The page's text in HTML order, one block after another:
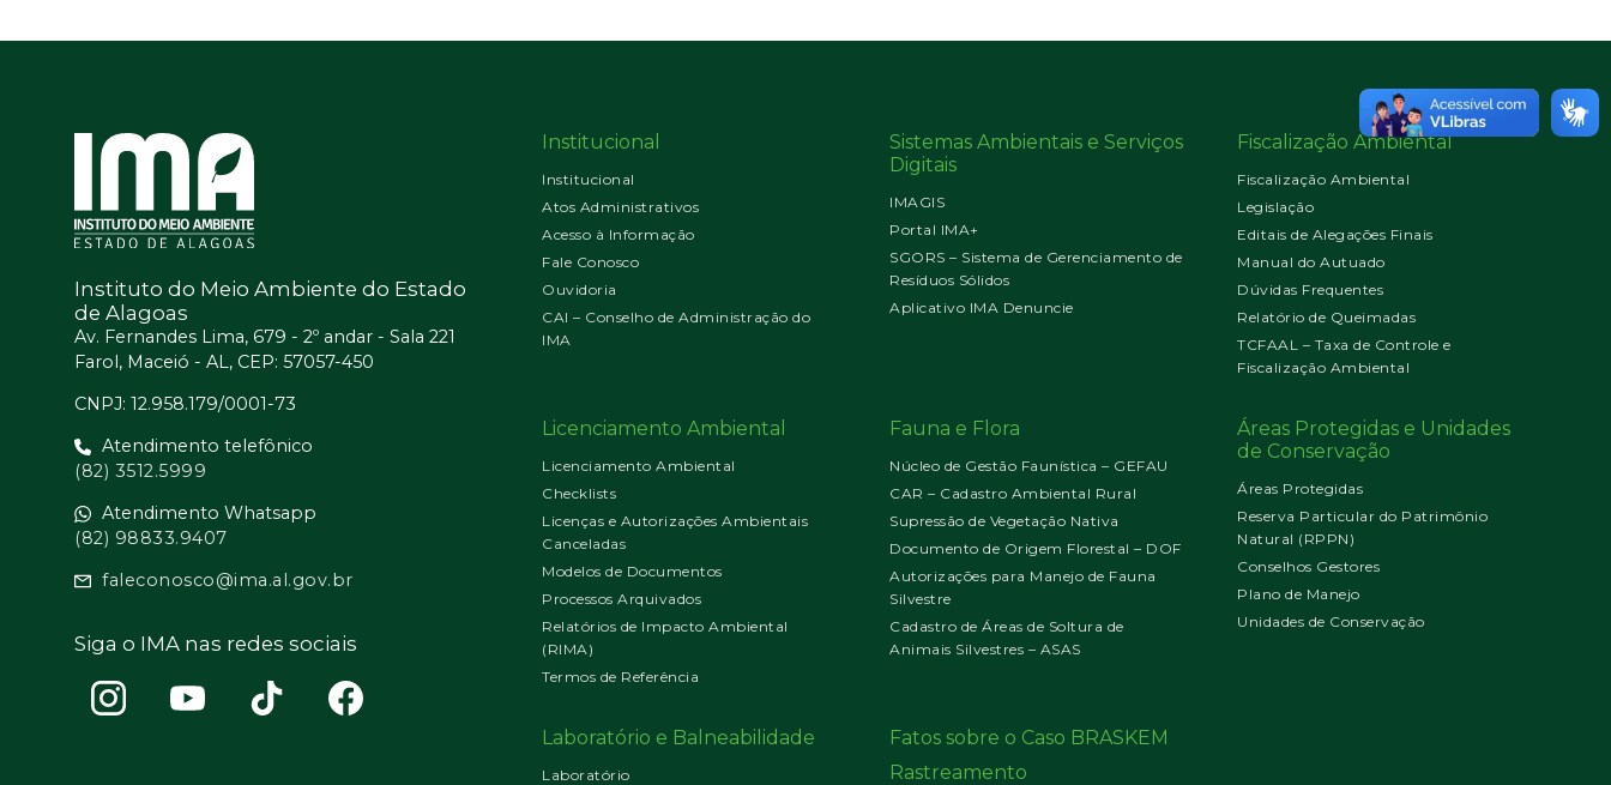
Instituto do Meio Ambiente do Estado
de Alagoas
Av. Fernandes Lima, 679 - 2º andar - Sala 221
Farol, Maceió - AL, CEP: 57057-450
CNPJ: 12.958.179/0001-73
Atendimento telefônico
(82) 3512.5999
Atendimento Whatsapp
(82) 98833.9407
faleconosco@ima.al.gov.br
Siga o IMA nas redes sociais
Institucional
Institucional
Atos Administrativos
Acesso à Informação
Fale Conosco
Ouvidoria
CAI – Conselho de Administração do
IMA
Sistemas Ambientais e Serviços
Digitais
IMAGIS
Portal IMA+
SGORS – Sistema de Gerenciamento de
Resíduos Sólidos
Aplicativo IMA Denuncie
Fiscalização Ambiental
Fiscalização Ambiental
Legislação
Editais de Alegações Finais
Manual do Autuado
Dúvidas Frequentes
Relatório de Queimadas
TCFAAL – Taxa de Controle e
Fiscalização Ambiental
Licenciamento Ambiental
Licenciamento Ambiental
Checklists
Licenças e Autorizações Ambientais
Canceladas
Modelos de Documentos
Processos Arquivados
Relatórios de Impacto Ambiental
(RIMA)
Termos de Referência
Fauna e Flora
Núcleo de Gestão Faunística – GEFAU
CAR – Cadastro Ambiental Rural
Supressão de Vegetação Nativa
Documento de Origem Florestal – DOF
Autorizações para Manejo de Fauna
Silvestre
Cadastro de Áreas de Soltura de
Animais Silvestres – ASAS
Áreas Protegidas e Unidades
de Conservação
Áreas Protegidas
Reserva Particular do Patrimônio
Natural (RPPN)
Conselhos Gestores
Plano de Manejo
Unidades de Conservação
Laboratório e Balneabilidade
Laboratório
Fatos sobre o Caso BRASKEM
Rastreamento